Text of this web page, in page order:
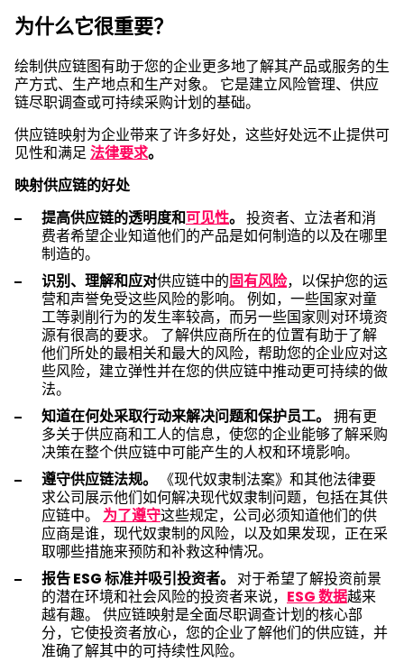
为什么它很重要？
绘制供应链图有助于您的企业更多地了解其产品或服务的生
产方式、生产地点和生产对象。 它是建立风险管理、供应
链尽职调查或可持续采购计划的基础。
供应链映射为企业带来了许多好处，这些好处远不止提供可
见性和满足法律要求。
映射供应链的好处
提高供应链的透明度和可见性。 投资者、立法者和消
费者希望企业知道他们的产品是如何制造的以及在哪里
制造的。
识别、理解和应对供应链中的固有风险，以保护您的运
营和声誉免受这些风险的影响。 例如，一些国家对童
工等剥削行为的发生率较高，而另一些国家则对环境资
源有很高的要求。 了解供应商所在的位置有助于了解
他们所处的最相关和最大的风险，帮助您的企业应对这
些风险，建立弹性并在您的供应链中推动更可持续的做
法。
知道在何处采取行动来解决问题和保护员工。 拥有更
多关于供应商和工人的信息，使您的企业能够了解采购
决策在整个供应链中可能产生的人权和环境影响。
遵守供应链法规。
《现代奴隶制法案》和其他法律要
求公司展示他们如何解决现代奴隶制问题，包括在其供
应链中。 为了遵守这些规定，公司必须知道他们的供
应商是谁，现代奴隶制的风险，以及如果发现，正在采
取哪些措施来预防和补救这种情况。
报告 ESG 标准并吸引投资者。 对于希望了解投资前景
的潜在环境和社会风险的投资者来说， ESG 数据越来
越有趣。 供应链映射是全面尽职调查计划的核心部
分，它使投资者放心，您的企业了解他们的供应链，并
准确了解其中的可持续性风险。